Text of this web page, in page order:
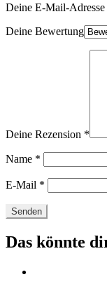
Deine E-Mail-
Deine Bewertung
Deine Rezension *
Name *
E-Mail *
Das könnte